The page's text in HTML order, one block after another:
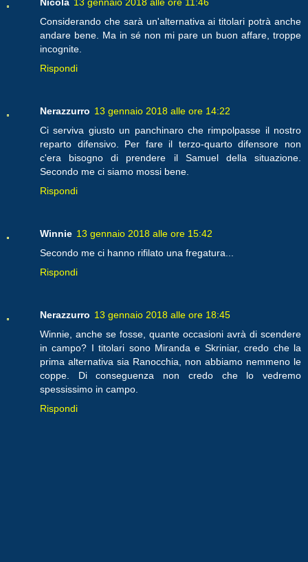
Nicola 13 gennaio 2018 alle ore 11:46
Considerando che sarà un'alternativa ai titolari potrà anche
andare bene. Ma in sé non mi pare un buon affare, troppe
incognite.
Rispondi
Nerazzurro 13 gennaio 2018 alle ore 14:22
Ci serviva giusto un panchinaro che rimpolpasse il nostro
reparto difensivo. Per fare il terzo-quarto difensore non
c'era bisogno di prendere il Samuel della situazione.
Secondo me ci siamo mossi bene.
Rispondi
Winnie 13 gennaio 2018 alle ore 15:42
Secondo me ci hanno rifilato una fregatura...
Rispondi
Nerazzurro 13 gennaio 2018 alle ore 18:45
Winnie, anche se fosse, quante occasioni avrà di scendere
in campo? I titolari sono Miranda e Skriniar, credo che la
prima alternativa sia Ranocchia, non abbiamo nemmeno le
coppe. Di conseguenza non credo che lo vedremo
spessissimo in campo.
Rispondi